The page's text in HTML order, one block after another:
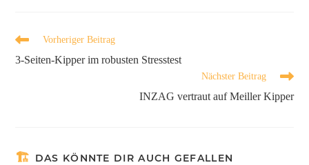
Vorheriger Beitrag
3-Seiten-Kipper im robusten Stresstest
Nächster Beitrag
INZAG vertraut auf Meiller Kipper
DAS KÖNNTE DIR AUCH GEFALLEN